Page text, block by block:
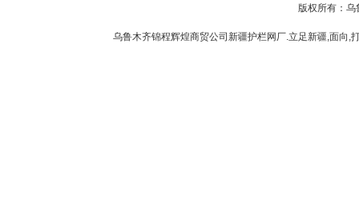
版权所有：乌
乌鲁木齐锦程辉煌商贸公司新疆护栏网厂.立足新疆,面向,